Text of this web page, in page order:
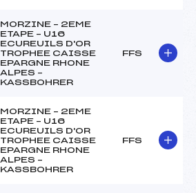
MORZINE – 2EME
ETAPE – U16
ECUREUILS D'OR
TROPHEE CAISSE
EPARGNE RHONE
ALPES –
KASSBOHRER
FFS
MORZINE – 2EME
ETAPE – U16
ECUREUILS D'OR
TROPHEE CAISSE
EPARGNE RHONE
ALPES –
KASSBOHRER
FFS